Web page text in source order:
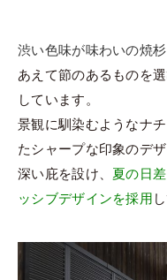
渋い色味が味わいの焼
あえて節のあるものを選
しています。
景観に馴染むようなナ
たシャープな印象のデザ
深い庇を設け、 夏の日
ッシブデザインを採用